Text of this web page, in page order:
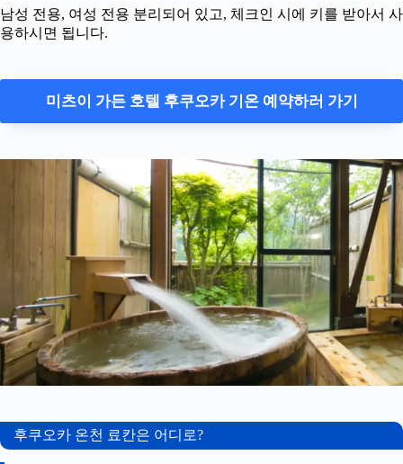
남성 전용, 여성 전용 분리되어 있고, 체크인 시에 키를 받아서 사
용하시면 됩니다.
미츠이 가든 호텔 후쿠오카 기온 예약하러 가기
후쿠오카 온천 료칸은 어디로?